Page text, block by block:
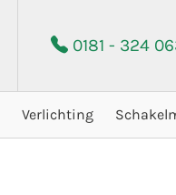
0181 - 324
Verlichting